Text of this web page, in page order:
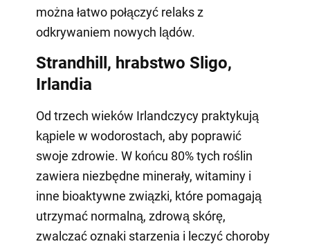
można łatwo połączyć relaks z
odkrywaniem nowych lądów.
Strandhill, hrabstwo Sligo,
Irlandia
Od trzech wieków Irlandczycy praktykują
kąpiele w wodorostach, aby poprawić
swoje zdrowie. W końcu 80% tych roślin
zawiera niezbędne minerały, witaminy i
inne bioaktywne związki, które pomagają
utrzymać normalną, zdrową skórę,
zwalczać oznaki starzenia i leczyć choroby